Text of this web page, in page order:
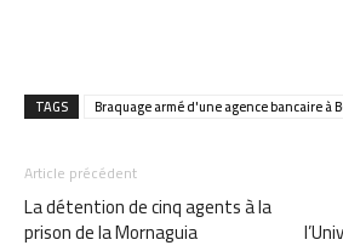
TAGS Braquage armé d'une agence bancaire à
Article précédent
La détention de cinq agents à la
prison de la Mornaguia